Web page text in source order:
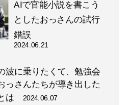
AIで官能小説を書こう
としたおっさんの試行
錯誤
2024.06.21
波に乗りたくて、勉強会
っさんたちが導き出した
は 2024.06.07